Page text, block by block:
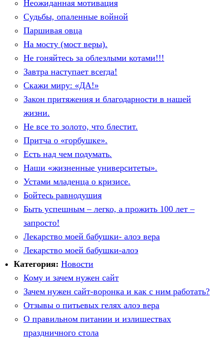
Неожиданная мотивация
Судьбы, опаленные войной
Паршивая овца
На мосту (мост веры).
Не гоняйтесь за облезлыми котами!!!
Завтра наступает всегда!
Скажи миру: «ДА!»
Закон притяжения и благодарности в нашей
жизни.
Не все то золото, что блестит.
Притча о «горбушке».
Есть над чем подумать.
Наши «жизненные университеты».
Устами младенца о кризисе.
Бойтесь равнодушия
Быть успешным – легко, а прожить 100 лет –
запросто!
Лекарство моей бабушки- алоэ вера
Лекарство моей бабушки-алоэ
Категория: Новости
Кому и зачем нужен сайт
Зачем нужен сайт-воронка и как с ним работать?
Отзывы о питьевых гелях алоэ вера
О правильном питании и излишествах
праздничного стола